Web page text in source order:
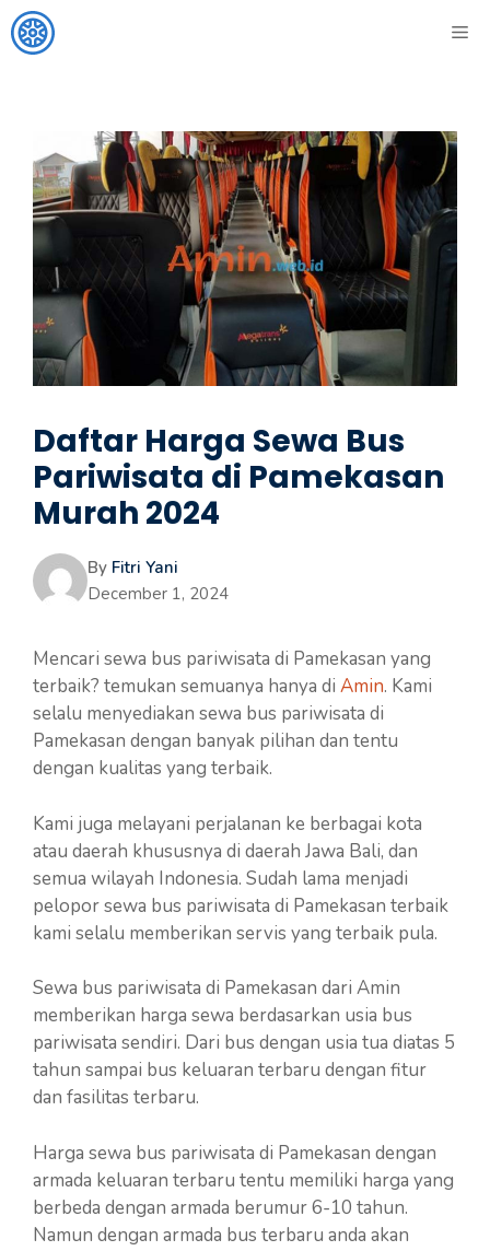
Skip
to
Daftar Harga Sewa Bus
Pariwisata di Pamekasan
Murah 2024
By Fitri Yani
December 1, 2024
Mencari sewa bus pariwisata di Pamekasan yang
terbaik? temukan semuanya hanya di Amin. Kami
selalu menyediakan sewa bus pariwisata di
Pamekasan dengan banyak pilihan dan tentu
dengan kualitas yang terbaik.
Kami juga melayani perjalanan ke berbagai kota
atau daerah khususnya di daerah Jawa Bali, dan
semua wilayah Indonesia. Sudah lama menjadi
pelopor sewa bus pariwisata di Pamekasan terbaik
kami selalu memberikan servis yang terbaik pula.
Sewa bus pariwisata di Pamekasan dari Amin
memberikan harga sewa berdasarkan usia bus
pariwisata sendiri. Dari bus dengan usia tua diatas 5
tahun sampai bus keluaran terbaru dengan fitur
dan fasilitas terbaru.
Harga sewa bus pariwisata di Pamekasan dengan
armada keluaran terbaru tentu memiliki harga yang
berbeda dengan armada berumur 6-10 tahun.
Namun dengan armada bus terbaru anda akan